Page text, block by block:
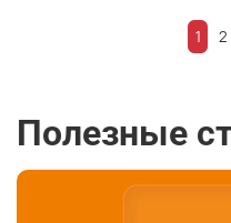
1 2
Полезные